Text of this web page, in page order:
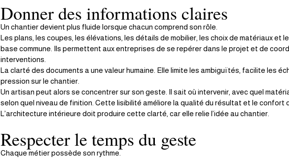
Donner des informations claires
Un chantier devient plus fluide lorsque chacun comprend son rôle.
Les plans, les coupes, les élévations, les détails de mobilier, les choix de matériaux et
base commune. Ils permettent aux entreprises de se repérer dans le projet et de
interventions.
La clarté des documents a une valeur humaine. Elle limite les ambiguïtés, facilite les
pression sur le chantier.
Un artisan peut alors se concentrer sur son geste. Il sait où intervenir, avec quel
selon quel niveau de finition. Cette lisibilité améliore la qualité du résultat et le confort
L’architecture intérieure doit produire cette clarté, car elle relie l’idée au chantier.
Respecter le temps du geste
Chaque métier possède son rythme.